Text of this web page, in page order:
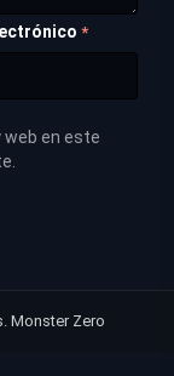
*
web en este
Monster Zero